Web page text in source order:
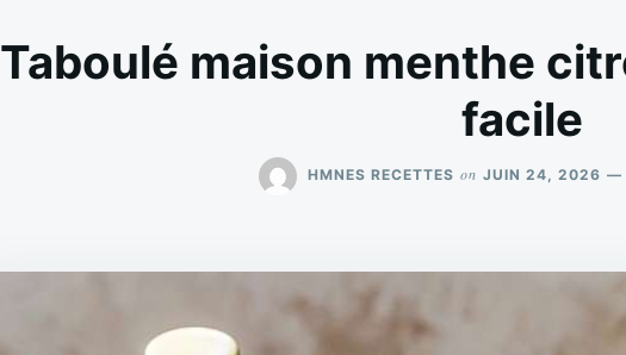
Taboulé maison menthe
facile
HMNES RECETTES on JUIN 24, 2026